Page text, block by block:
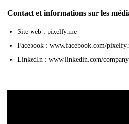
Contact et informations sur les
Site web : pixelfy.me
Facebook : www.facebook.com/
LinkedIn : www.linkedin.com/